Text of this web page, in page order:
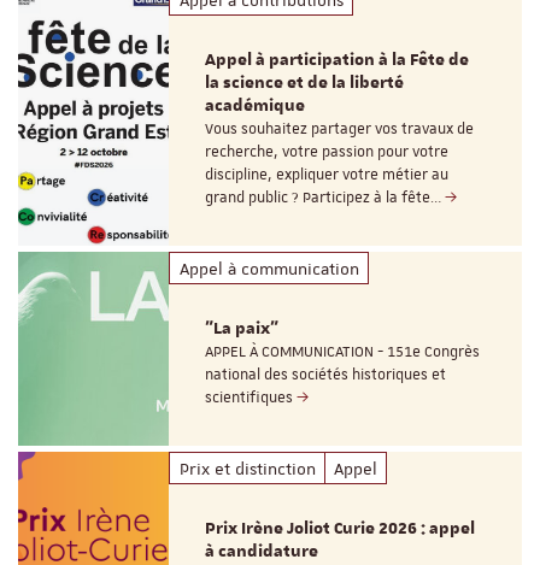
Appel à participation à la Fête de
la science et de la liberté
académique
Vous souhaitez partager vos travaux de
recherche, votre passion pour votre
discipline, expliquer votre métier au
grand public ? Participez à la fête…
Appel à communication
"La paix"
APPEL À COMMUNICATION - 151e Congrès
national des sociétés historiques et
scientifiques
Prix et distinction Appel
Prix Irène Joliot Curie 2026 : appel
à candidature